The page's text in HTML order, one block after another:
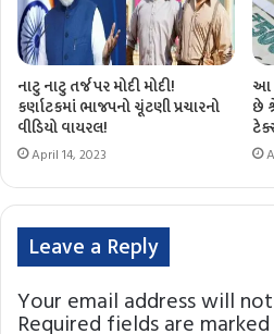
નાટુ નાટુ તર્જ પર મોદી મોદી!
કર્ણાટકમાં ભાજપનો ચૂંટણી પ્રચારનો
વીડિયો વાયરલ!
April 14, 2023
આ
છે
Leave a Reply
Your email address will
Required fields are marked